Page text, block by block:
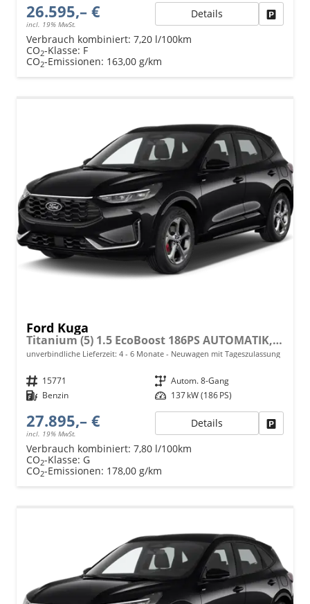
26.595,– €
incl. 19% MwSt.
Details
Verbrauch kombiniert: 7,20 l/100km
CO2-Klasse: F
CO2-Emissionen: 163,00 g/km
Ford Kuga
Titanium (5) 1.5 EcoBoost 186PS AUTOMATIK, 5 Jahre Garantie, 17" Alu, Navigation 13"-Display, Parksensoren vorne/hinten, Rückfahrkamera, Climatronic, Privacy-Glas, Key-Free-System, Tempomat, LED-Scheinwerfer
unverbindliche Lieferzeit: 4 - 6 Monate Neuwagen mit Tageszulassung
Fahrzeugnr. 15771 Getriebe Autom. 8-Gang
Kraftstoff Benzin Leistung 137 kW (186 PS)
27.895,– €
incl. 19% MwSt.
Details
Verbrauch kombiniert: 7,80 l/100km
CO2-Klasse: G
CO2-Emissionen: 178,00 g/km